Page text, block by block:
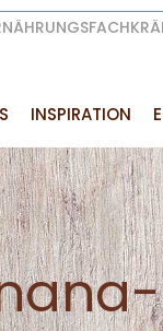
INSPIRATION